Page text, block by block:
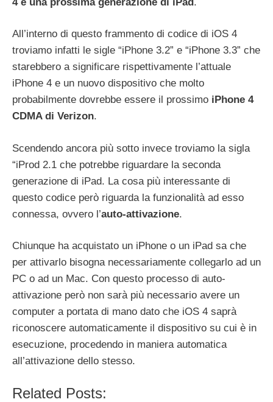
All’interno di questo frammento di codice di iOS 4
troviamo infatti le sigle “iPhone 3.2” e “iPhone 3.3” che
starebbero a significare rispettivamente l’attuale
iPhone 4 e un nuovo dispositivo che molto
probabilmente dovrebbe essere il prossimo iPhone 4
CDMA di Verizon.
Scendendo ancora più sotto invece troviamo la sigla
“iProd 2.1 che potrebbe riguardare la seconda
generazione di iPad. La cosa più interessante di
questo codice però riguarda la funzionalità ad esso
connessa, ovvero l’auto-attivazione.
Chiunque ha acquistato un iPhone o un iPad sa che
per attivarlo bisogna necessariamente collegarlo ad un
PC o ad un Mac. Con questo processo di auto-
attivazione però non sarà più necessario avere un
computer a portata di mano dato che iOS 4 saprà
riconoscere automaticamente il dispositivo su cui è in
esecuzione, procedendo in maniera automatica
all’attivazione dello stesso.
Related Posts: